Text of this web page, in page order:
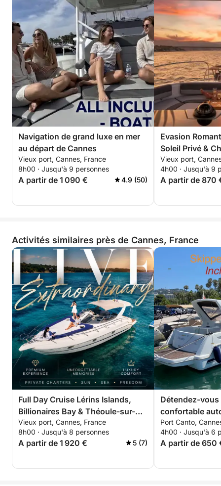
Navigation de grand luxe en mer
au départ de Cannes
Vieux port, Cannes, France
8h00 · Jusqu'à 9 personnes
A partir de 1 090 € 4.9 (50)
Evasion
Soleil Privé &
Vieux port,
4h00 · Jusqu'à 9
A partir de 870
Activités similaires près de Cannes, France
Full Day Cruise Lérins Islands,
Billionaires Bay & Théoule-sur-
Mer
Vieux port, Cannes, France
8h00 · Jusqu'à 8 personnes
A partir de 1 920 € 5 (7)
Détendez-
confortable
Lerins pour 4
discount pour
Port Canto,
4h00 · Jusqu'à 6
A partir de 650